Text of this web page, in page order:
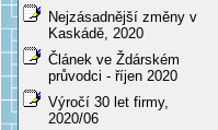
Nejzásadnější změny v
Kaskádě, 2020
Článek ve Ždárském
průvodci - říjen 2020
Výročí 30 let firmy,
2020/06